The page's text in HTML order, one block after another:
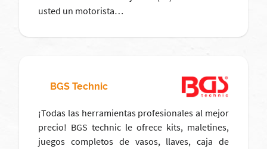
usted un motorista…
BGS Technic
¡Todas las herramientas profesionales al mejor
precio! BGS technic le ofrece kits, maletines,
juegos completos de vasos, llaves, caja de